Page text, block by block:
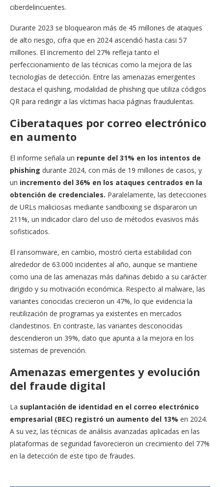
ciberdelincuentes.
Durante 2023 se bloquearon más de 45 millones de ataques
de alto riesgo, cifra que en 2024 ascendió hasta casi 57
millones. El incremento del 27% refleja tanto el
perfeccionamiento de las técnicas como la mejora de las
tecnologías de detección. Entre las amenazas emergentes
destaca el quishing, modalidad de phishing que utiliza códigos
QR para redirigir a las víctimas hacia páginas fraudulentas.
Ciberataques por correo electrónico
en aumento
El informe señala un repunte del 31% en los intentos de
phishing durante 2024, con más de 19 millones de casos, y
un incremento del 36% en los ataques centrados en la
obtención de credenciales. Paralelamente, las detecciones
de URLs maliciosas mediante sandboxing se dispararon un
211%, un indicador claro del uso de métodos evasivos más
sofisticados.
El ransomware, en cambio, mostró cierta estabilidad con
alrededor de 63.000 incidentes al año, aunque se mantiene
como una de las amenazas más dañinas debido a su carácter
dirigido y su motivación económica. Respecto al malware, las
variantes conocidas crecieron un 47%, lo que evidencia la
reutilización de programas ya existentes en mercados
clandestinos. En contraste, las variantes desconocidas
descendieron un 39%, dato que apunta a la mejora en los
sistemas de prevención.
Amenazas emergentes y evolución
del fraude digital
La suplantación de identidad en el correo electrónico
empresarial (BEC) registró un aumento del 13% en 2024.
A su vez, las técnicas de análisis avanzadas aplicadas en las
plataformas de seguridad favorecieron un crecimiento del 77%
en la detección de este tipo de fraudes.